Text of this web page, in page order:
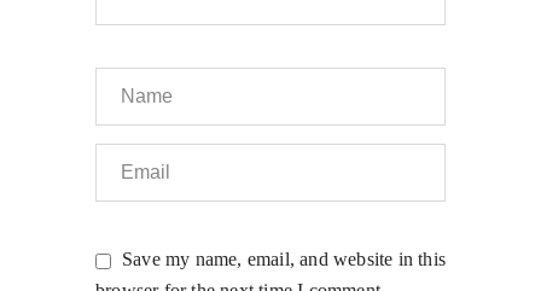
Save my name, email, and website in this